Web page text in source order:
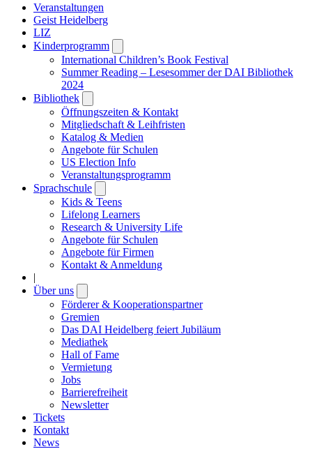
Veranstaltungen
Geist Heidelberg
LIZ
Kinderprogramm
submenu
International Children’s Book Festival
Summer Reading – Lesesommer der DAI Bibliothek
2024
Bibliothek
submenu
Öffnungszeiten & Kontakt
Mitgliedschaft & Leihfristen
Katalog & Medien
Angebote für Schulen
US Election Info
Veranstaltungsprogramm
Sprachschule
submenu
Kids & Teens
Lifelong Learners
Research & University Life
Angebote für Schulen
Angebote für Firmen
Kontakt & Anmeldung
|
Über uns
submenu
Förderer & Kooperationspartner
Gremien
Das DAI Heidelberg feiert Jubiläum
Mediathek
Hall of Fame
Vermietung
Jobs
Barrierefreiheit
Newsletter
Tickets
Kontakt
News